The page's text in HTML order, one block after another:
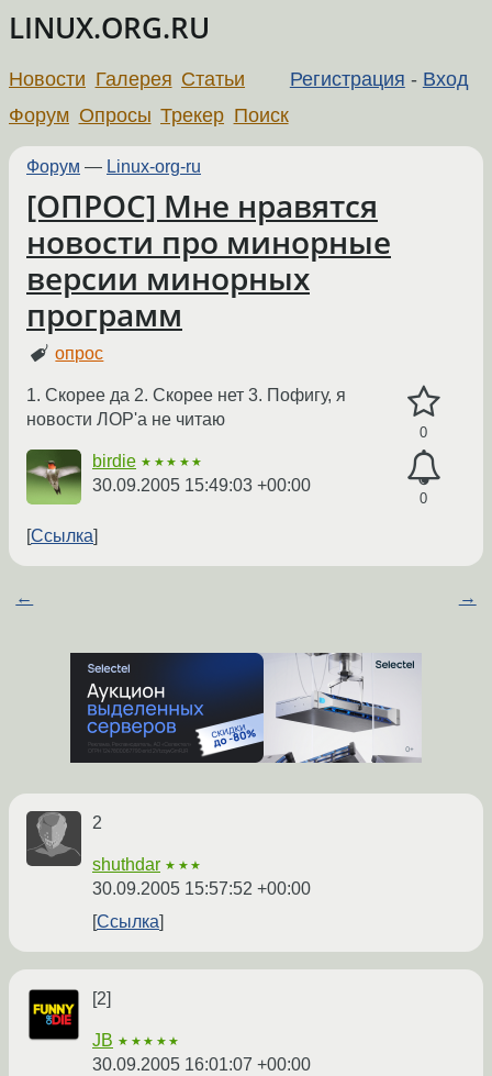
LINUX.ORG.RU
Регистрация - Вход
Новости Галерея Статьи
Форум Опросы Трекер Поиск
Форум — Linux-org-ru
[ОПРОС] Мне нравятся
новости про минорные
версии минорных
программ
опрос
0
0
1. Скорее да 2. Скорее нет 3. Пофигу, я
новости ЛОР'a не читаю
birdie ★★★★★
30.09.2005 15:49:03 +00:00
Ссылка
← →
2
shuthdar ★★★
30.09.2005 15:57:52 +00:00
Ссылка
[2]
JB ★★★★★
30.09.2005 16:01:07 +00:00